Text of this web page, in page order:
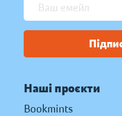
Наші проєкти
Bookmints